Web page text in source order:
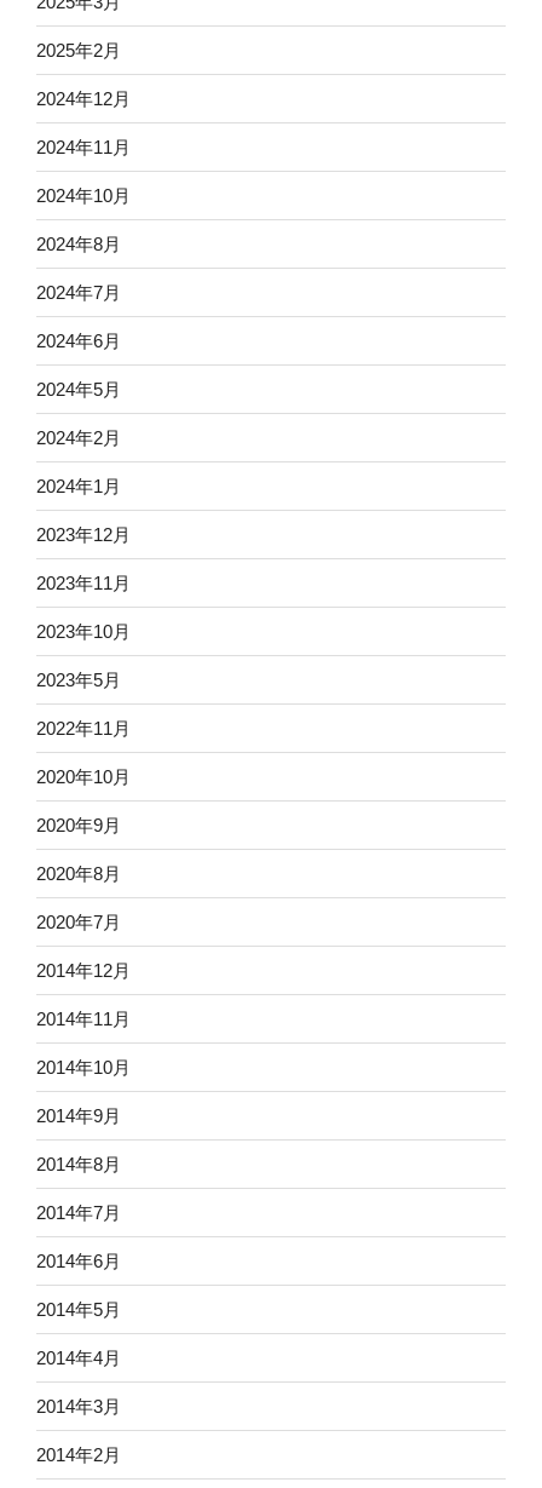
2025年2月
2024年12月
2024年11月
2024年10月
2024年8月
2024年7月
2024年6月
2024年5月
2024年2月
2024年1月
2023年12月
2023年11月
2023年10月
2023年5月
2022年11月
2020年10月
2020年9月
2020年8月
2020年7月
2014年12月
2014年11月
2014年10月
2014年9月
2014年8月
2014年7月
2014年6月
2014年5月
2014年4月
2014年3月
2014年2月